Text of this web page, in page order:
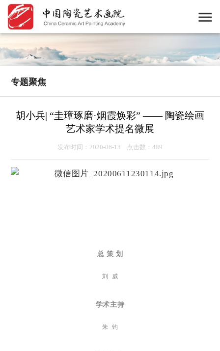
专题聚焦
胡小兵| “圭璋琢磨·烟霞焕彩” —— 陶瓷绘画
艺术家学术提名微展
发布时间：2020-06-13 点击数：489
总 策 划
刘 威
学术主持
朱 钧